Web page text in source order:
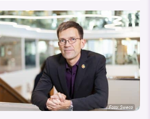
Foto: Sweco